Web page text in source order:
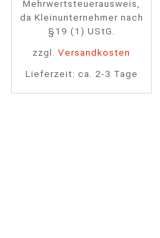
Mehrwertsteuerausweis,
da Kleinunternehmer nach
§19 (1) UStG.
zzgl.Versandkosten
Lieferzeit: ca. 2-3 Tage